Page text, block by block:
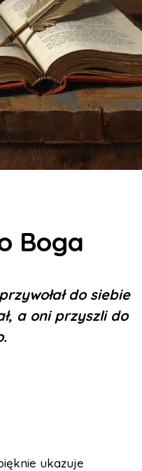
Boga
do siebie
a oni przyszli do
ukazuje